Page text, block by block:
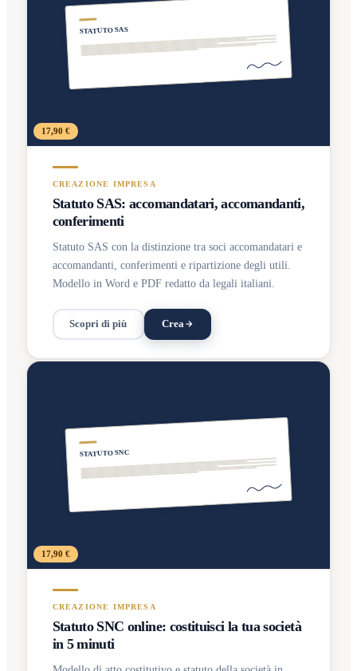
STATUTO SAS
17,90 €
CREAZIONE IMPRESA
Statuto SAS: accomandatari, accomandanti,
conferimenti
Statuto SAS con la distinzione tra soci accomandatari e
accomandanti, conferimenti e ripartizione degli utili.
Modello in Word e PDF redatto da legali italiani.
Scopri di più Crea
STATUTO SNC
17,90 €
CREAZIONE IMPRESA
Statuto SNC online: costituisci la tua società
in 5 minuti